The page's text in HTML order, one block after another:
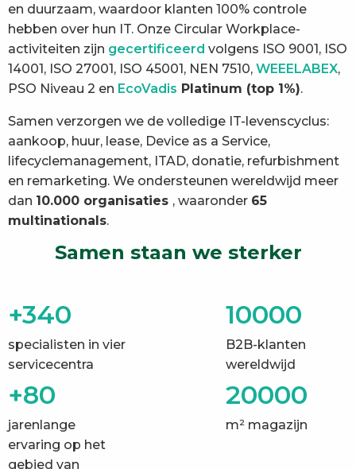
en duurzaam, waardoor klanten 100% controle
hebben over hun IT. Onze Circular Workplace-
activiteiten zijn gecertificeerd volgens ISO 9001, ISO
14001, ISO 27001, ISO 45001, NEN 7510, WEEELABEX,
PSO Niveau 2 en EcoVadis Platinum (top 1%).
Samen verzorgen we de volledige IT-levenscyclus:
aankoop, huur, lease, Device as a Service,
lifecyclemanagement, ITAD, donatie, refurbishment
en remarketing. We ondersteunen wereldwijd meer
dan 10.000 organisaties , waaronder 65
multinationals.
Samen staan we sterker
+340
specialisten in vier
servicecentra
10000
B2B-klanten
wereldwijd
+80
jarenlange
ervaring op het
gebied van
20000
m² magazijn